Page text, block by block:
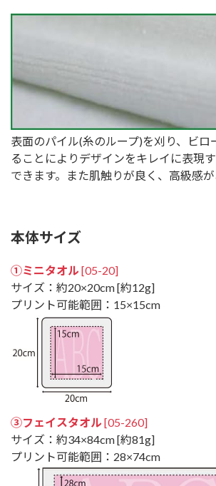
表面のパイル(糸のループ)を刈り、ビロ
ることによりデザインをキレイに表現
できます。また肌触りが良く、高級感が
本体サイズ
①ミニタオル [05-20]
サイズ：約20×20cm [約12g]
プリント可能範囲：15×15cm
③フェイスタオル [05-260]
サイズ：約34×84cm [約81g]
プリント可能範囲：28×74cm